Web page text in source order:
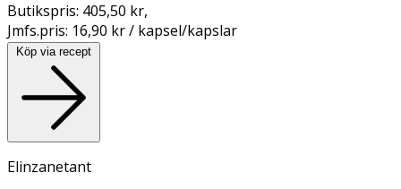
Butikspris: 405,50 kr,
Jmfs.pris: 16,90 kr / kapsel/kapslar
Köp via recept
Elinzanetant